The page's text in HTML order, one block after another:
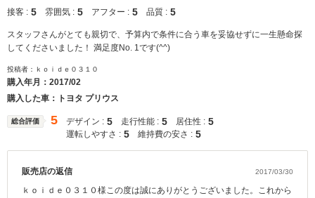
接客 : 5 雰囲気 : 5 アフター : 5 品質 : 5
スタッフさんがとても親切で、予算内で条件に合う車を妥協せずに一生懸命探
してくださいました！ 満足度No. 1です(^^)
投稿者：ｋｏｉｄｅ０３１０
購入年月： 2017/02
購入した車：トヨタ プリウス
総合評価 5 デザイン : 5 走行性能 : 5 居住性 : 5
運転しやすさ : 5 維持費の安さ : 5
販売店の返信 2017/03/30
ｋｏｉｄｅ０３１０様この度は誠にありがとうございました。これから